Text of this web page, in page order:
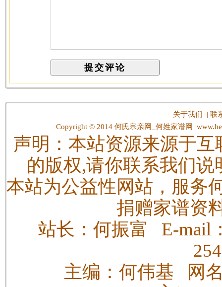
关于我们 |联
Copyright © 2014 何氏宗亲网_何姓家谱网
声明：本站资源来源于
的版权,请你联系我们
本站为公益性网站，服务
捐赠家谱资
站长：何振富 E-mail
主编：何伟基 网